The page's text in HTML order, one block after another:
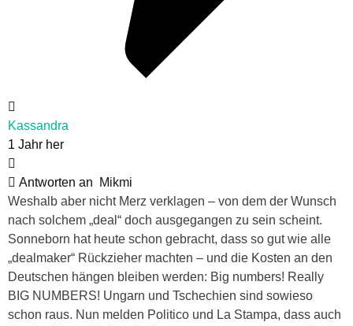
Kassandra
1 Jahr her
Antworten an
Mikmi
Weshalb aber nicht Merz verklagen – von dem der Wunsch
nach solchem „deal“ doch ausgegangen zu sein scheint.
Sonneborn hat heute schon gebracht, dass so gut wie alle
„dealmaker“ Rückzieher machten – und die Kosten an den
Deutschen hängen bleiben werden: Big numbers! Really
BIG NUMBERS! Ungarn und Tschechien sind sowieso
schon raus. Nun melden Politico und La Stampa, dass auch